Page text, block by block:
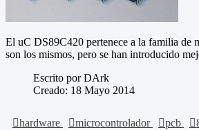
El uC DS89C420 pertenece a la familia de
son los mismos, pero se han introducido
Escrito por DArk
Creado: 18 Mayo 2014
hardware microcontrolador pcb